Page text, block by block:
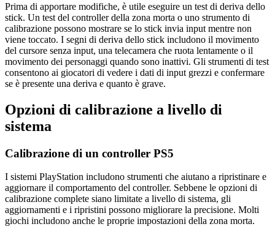
Prima di apportare modifiche, è utile eseguire un test di deriva dello
stick. Un test del controller della zona morta o uno strumento di
calibrazione possono mostrare se lo stick invia input mentre non
viene toccato. I segni di deriva dello stick includono il movimento
del cursore senza input, una telecamera che ruota lentamente o il
movimento dei personaggi quando sono inattivi. Gli strumenti di test
consentono ai giocatori di vedere i dati di input grezzi e confermare
se è presente una deriva e quanto è grave.
Opzioni di calibrazione a livello di
sistema
Calibrazione di un controller PS5
I sistemi PlayStation includono strumenti che aiutano a ripristinare e
aggiornare il comportamento del controller. Sebbene le opzioni di
calibrazione complete siano limitate a livello di sistema, gli
aggiornamenti e i ripristini possono migliorare la precisione. Molti
giochi includono anche le proprie impostazioni della zona morta.